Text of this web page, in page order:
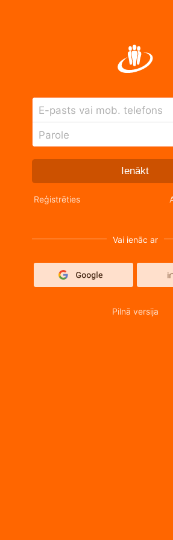
E-pasts vai mob. telefons
Parole
Ienākt
Reģistrēties
Vai ienāc ar
Pilnā versija